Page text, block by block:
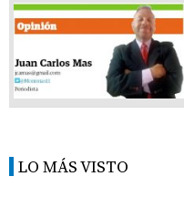
LO MÁS VISTO